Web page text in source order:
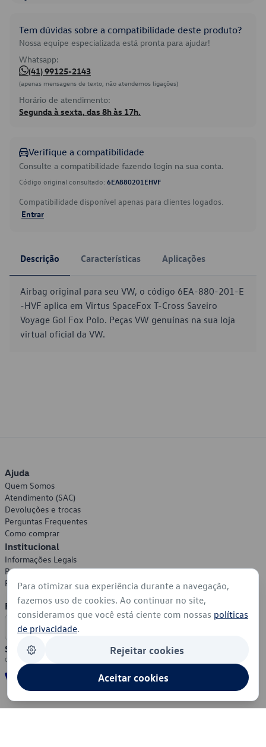
Tem dúvidas sobre a compatibilidade deste produto?
Nossa equipe especializada está pronta para ajudar!
Whatsapp:
(41) 99125-2143
(apenas mensagens de texto, não atendemos ligações)
Horário de atendimento:
Segunda à sexta, das 8h às 17h.
Verifique a compatibilidade
Consulte a compatibilidade fazendo login na sua conta.
Código original consultado: 6EA880201EHVF
Compatibilidade disponível apenas para clientes logados.
Entrar
Descrição Características Aplicações
Airbag original para seu VW, o código 6EA-880-201-E
-HVF aplica em Virtus SpaceFox T-Cross Saveiro
Voyage Gol Fox Polo. Peças VW genuínas na sua loja
virtual oficial da VW.
Ajuda
Quem Somos
Atendimento (SAC)
Devoluções e trocas
Perguntas Frequentes
Como comprar
Institucional
Informações Legais
Política de Privacidade
Política de Cookies
Formas de Pagamento
Segurança
Para otimizar sua experiência durante a navegação,
fazemos uso de cookies. Ao continuar no site,
consideramos que você está ciente com nossas políticas
de privacidade.
Rejeitar cookies
Aceitar cookies